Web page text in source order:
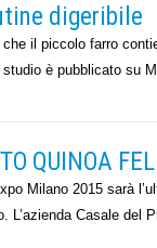
digeribile
il piccolo farro
è pubblicato su
QUINOA
Milano 2015 sarà
L’azienda Casale del